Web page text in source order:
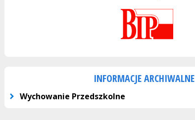
INFORMACJE ARCHIWALNE
Wychowanie Przedszkolne